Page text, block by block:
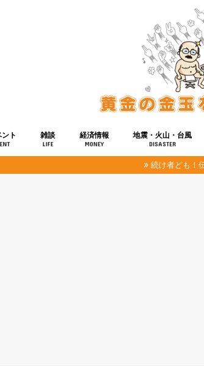
ント 雑談
LIFE
経済情報
MONEY
地震・火山・台風
DISASTER
続け者ども！